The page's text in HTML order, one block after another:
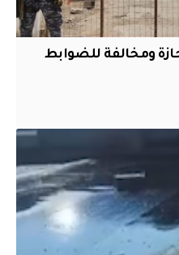
مُجازة ومخالفة للضوابط